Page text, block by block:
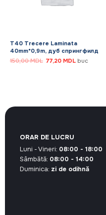
T40 Trecere Laminata
40mm*0,9m, дуб спрингфилд
150,00MDL Prețul
inițial
77,20 MDLPrețul
buc
ORAR DE LUCRU
Luni - Vineri: 08:00 - 18:00
Sâmbătă: 08:00 - 14:00
Duminica: zi de odihnă